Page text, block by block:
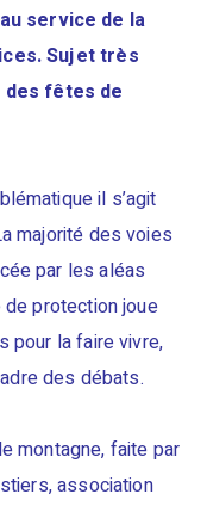
service de la
Sujet très
fêtes de
il s’agit
majorité des voies
par les aléas
protection joue
pour la faire vivre,
des débats.
montagne, faite par
association